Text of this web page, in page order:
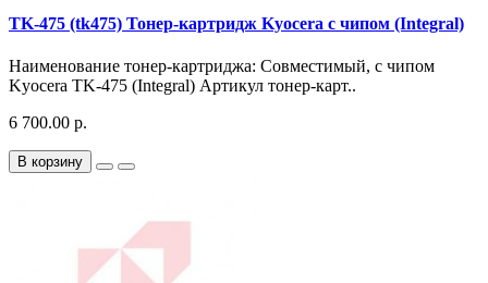
TK-475 (tk475) Тонер-картридж Kyocera с чипом (Integral)
Наименование тонер-картриджа: Совместимый, с чипом
Kyocera TK-475 (Integral) Артикул тонер-карт..
6 700.00 р.
В корзину